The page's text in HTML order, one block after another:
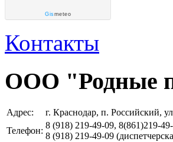
Gismeteo
Контакты
ООО "Родные
Адрес:
г. Краснодар, п. Российский,
Телефон:
8 (918) 219-49-09, 8(861)219-
8 (918) 219-49-09